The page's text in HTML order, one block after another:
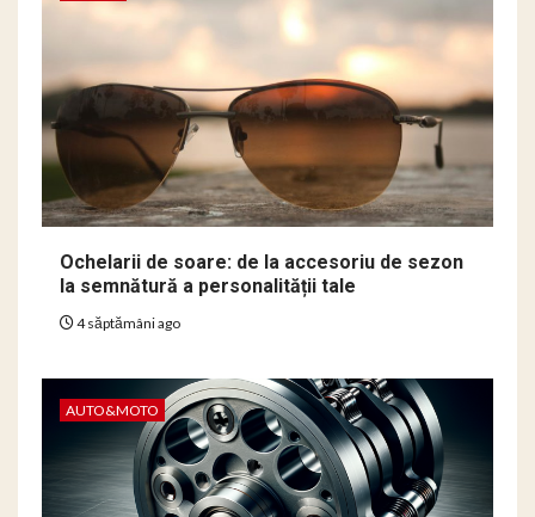
Ochelarii de soare: de la accesoriu de sezon
la semnătură a personalității tale
4 săptămâni ago
AUTO&MOTO